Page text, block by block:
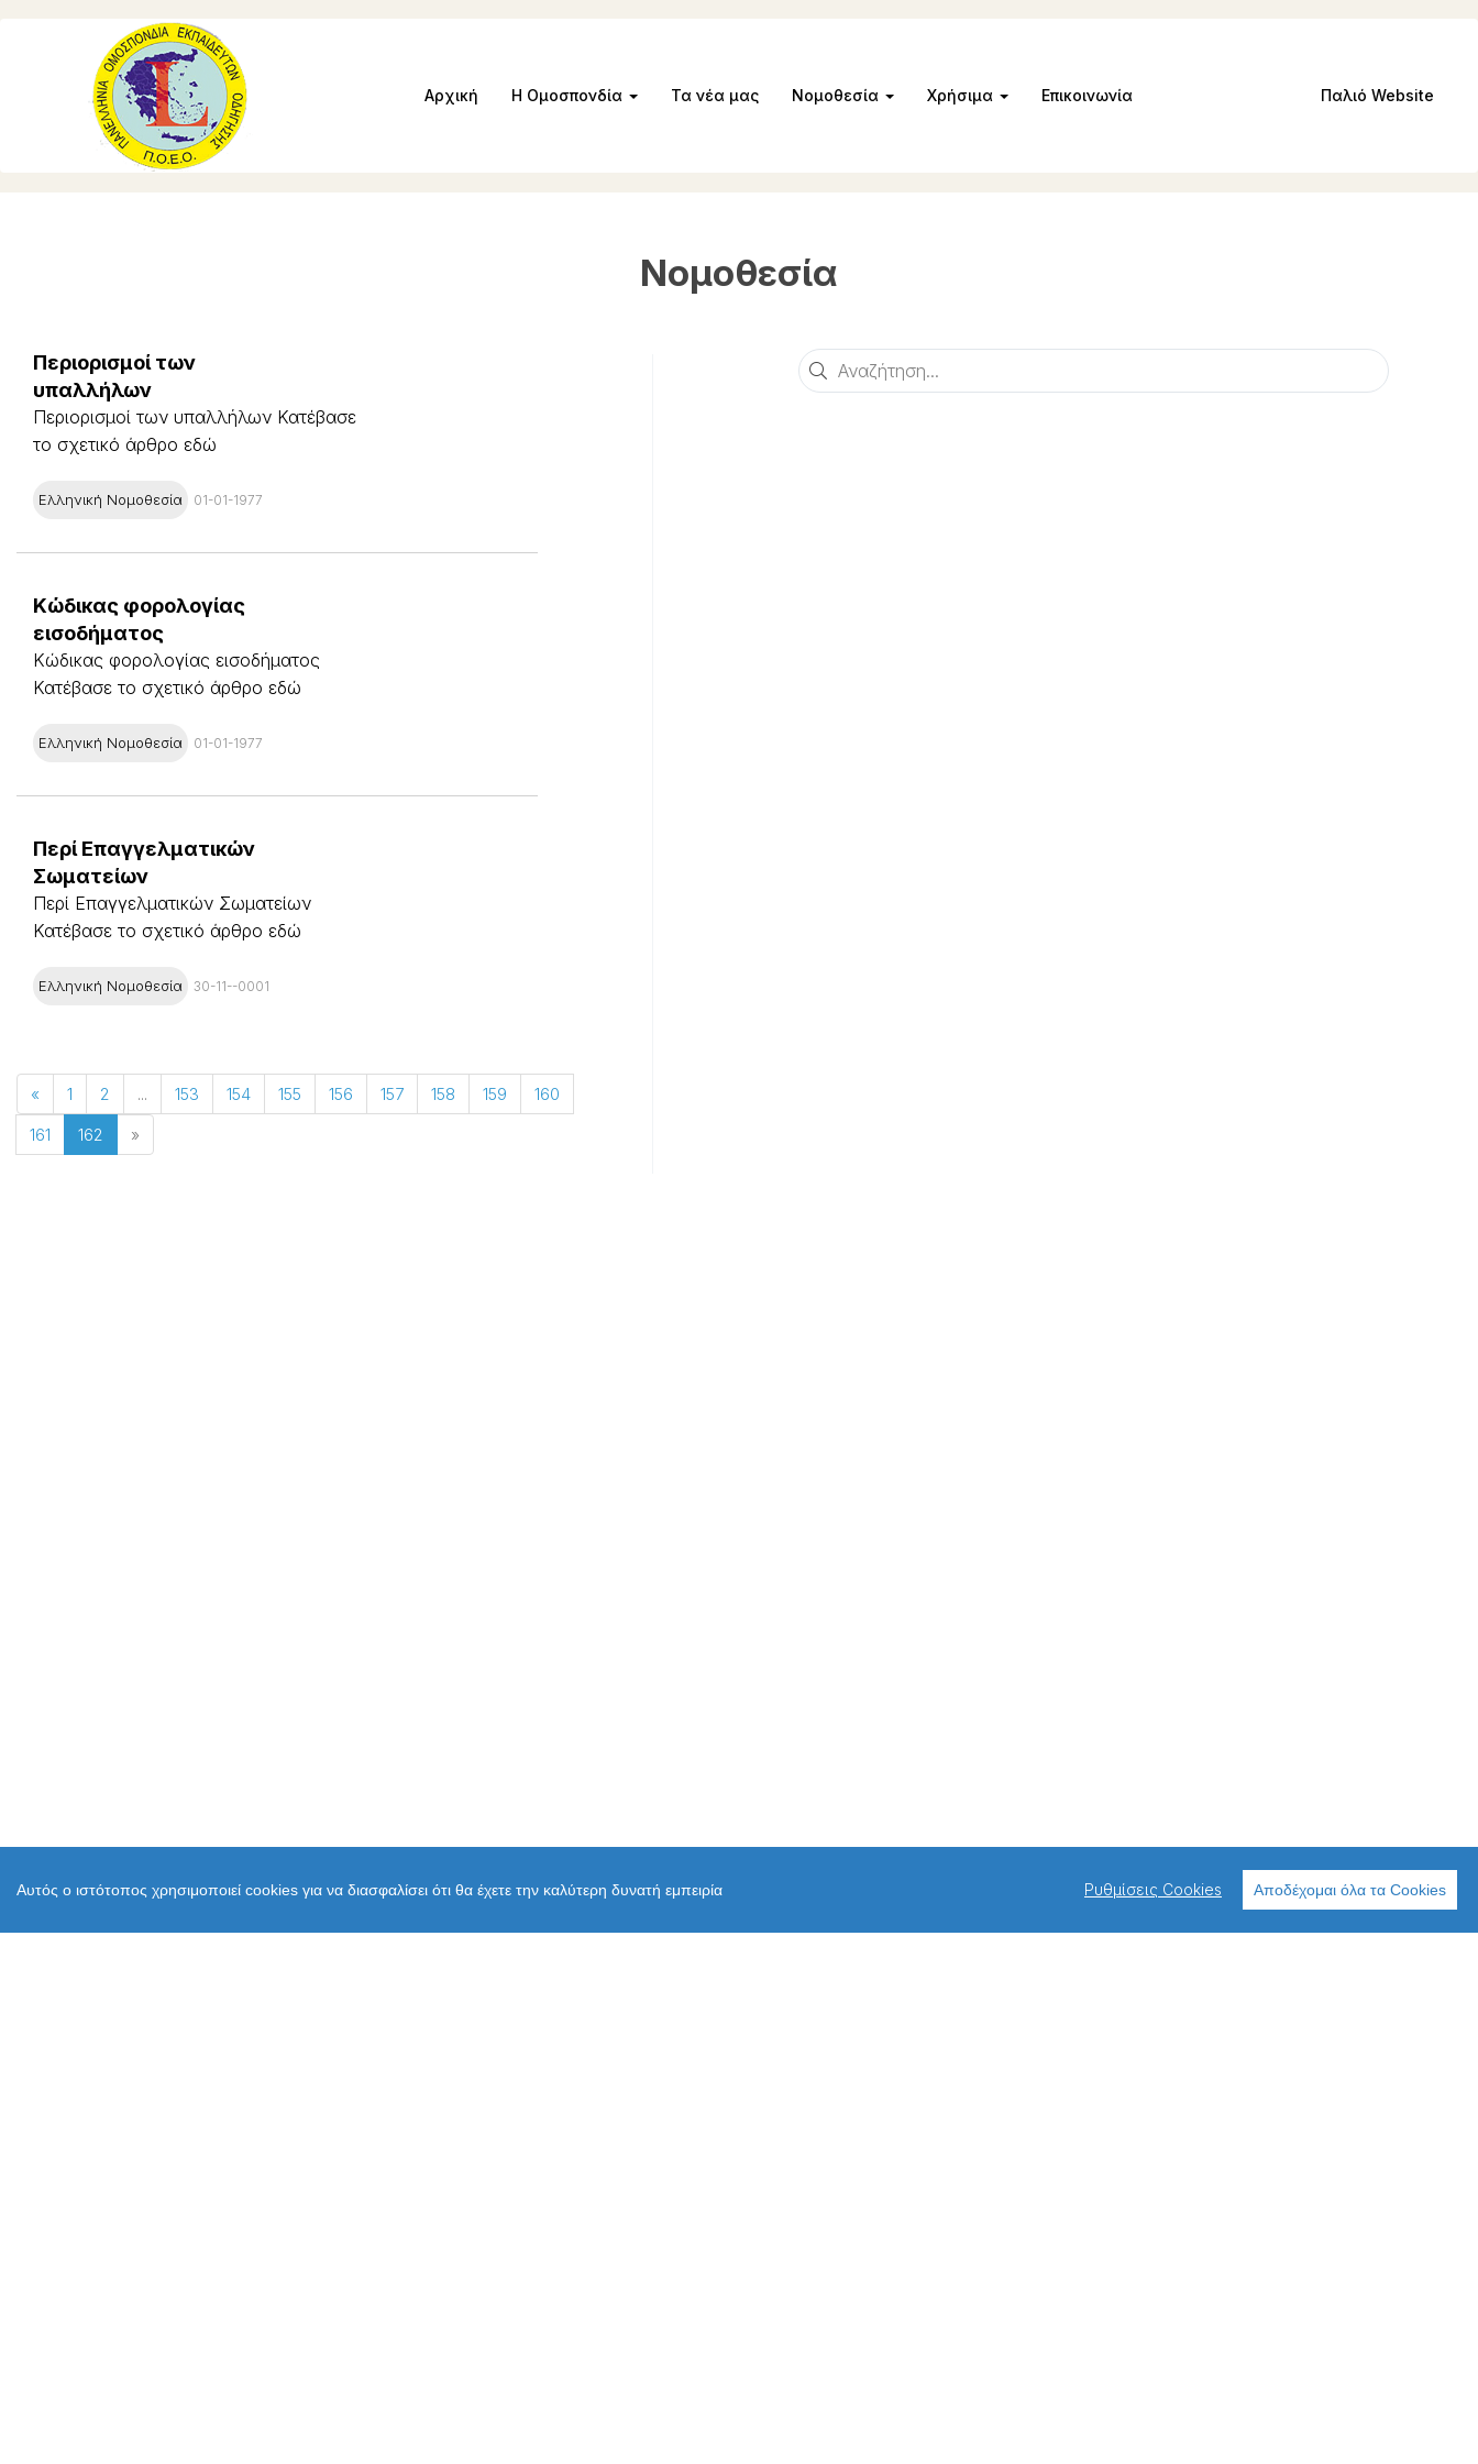
Αρχική Η Ομοσπονδία Τα νέα μας Νομοθεσία Χρήσιμα Επικοινωνία Παλιό Website
Νομοθεσία
Αναζήτηση
Περιορισμοί των
υπαλλήλων
Περιορισμοί των υπαλλήλων Κατέβασε
το σχετικό άρθρο εδώ
Ελληνική Νομοθεσία 01-01-1977
Κώδικας φορολογίας
εισοδήματος
Κώδικας φορολογίας εισοδήματος
Κατέβασε το σχετικό άρθρο εδώ
Ελληνική Νομοθεσία 01-01-1977
Περί Επαγγελματικών
Σωματείων
Περί Επαγγελματικών Σωματείων
Κατέβασε το σχετικό άρθρο εδώ
Ελληνική Νομοθεσία 30-11--0001
« 1 2 ... 153 154 155 156 157 158 159
160
161
162 »
Αυτός ο ιστότοπος χρησιμοποιεί cookies για να διασφαλίσει ότι θα έχετε την καλύτερη δυνατή εμπειρία Ρυθμίσεις Cookies Αποδέχομαι όλα τα Cookies